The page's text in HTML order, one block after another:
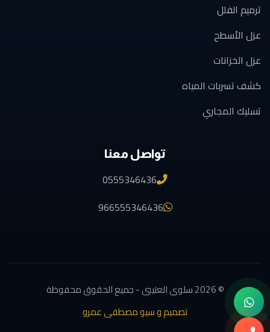
ترميم الفلل
عزل الأسطح
عزل الخزانات
كشف تسربات المياه
تسليك المجاري
تواصل معنا
0555346436
966555346436
© 2026 سلوى العتيبى - جميع الحقوق محفوظة
تصميم و سيو مصطفى عمرو